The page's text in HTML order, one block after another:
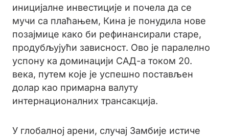
иницијалне инвестиције и почела да се
мучи са плаћањем, Кина је понудила нове
позајмице како би рефинансирали старе,
продубљујући зависност. Ово је паралелно
успону ка доминацији САД-а током 20.
века, путем које је успешно постављен
долар као примарна валуту
интернационалних трансакција.
У глобалној арени, случај Замбије истиче